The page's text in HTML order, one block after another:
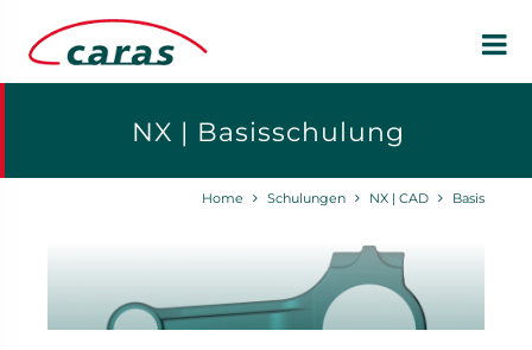
NX | Basisschulung
Home Schulungen NX | CAD Basis